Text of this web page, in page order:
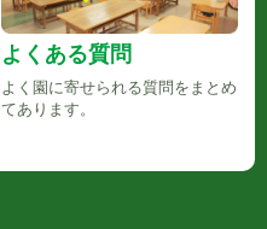
よくある質問
よく園に寄せられる質問をまとめ
てあります。